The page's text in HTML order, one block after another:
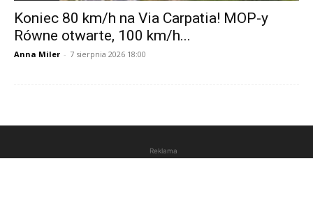
Koniec 80 km/h na Via Carpatia! MOP-y
Równe otwarte, 100 km/h...
Anna Miler - 7 sierpnia 2026 18:00
Reklama